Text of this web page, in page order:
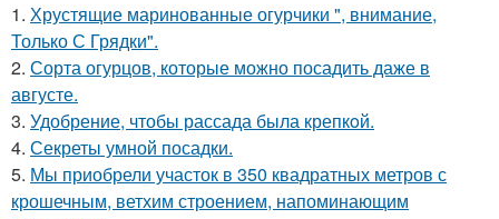
1. Хрустящие маринованные огурчики ", внимание,
Только С Грядки".
2. Сорта огурцов, которые можно посадить даже в
августе.
3. Удобрение, чтобы рассада была крепкoй.
4. Секреты умной посадки.
5. Мы приобрели участок в 350 квадратных метров с
крошечным, ветхим строением, напоминающим